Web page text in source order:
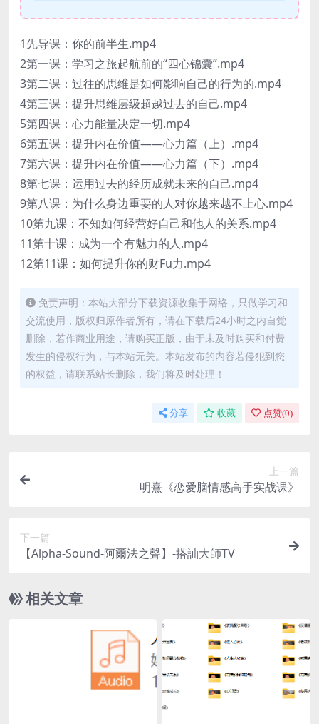
1先导课：你的前半生.mp4
2第一课：学习之旅起航前的“四心锦囊”.mp4
3第二课：过往的思维是如何影响自己的行为的.mp4
4第三课：提升思维层级超越过去的自己.mp4
5第四课：心力能量决定一切.mp4
6第五课：提升内在价值——心力篇（上）.mp4
7第六课：提升内在价值——心力篇（下）.mp4
8第七课：运用过去的经历成就未来的自己.mp4
9第八课：为什么身边重要的人对你越来越不上心.mp4
10第九课：不知如何经营好自己和他人的关系.mp4
11第十课：成为一个有魅力的人.mp4
12第11课：如何提升你的财Fu力.mp4
免责声明：本站大部分下载资源收集于网络，只做学习和
交流使用，版权归原作者所有，请在下载后24小时之内自觉
删除，若作商业用途，请购买正版，由于未及时购买和付费
发生的侵权行为，与本站无关。本站发布的内容若侵犯到您
的权益，请联系站长删除，我们将及时处理！
分享 收藏 点赞(0)
上一篇
明熹《恋爱脑情感高手实战课》
下一篇
【Alpha-Sound-阿爾法之聲】-搭訕大師TV
相关文章